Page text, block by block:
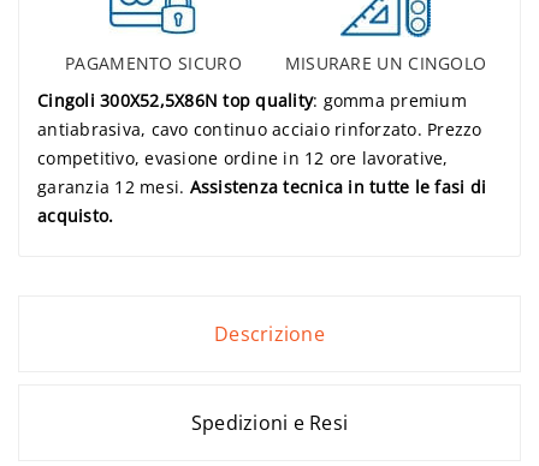
PAGAMENTO SICURO
MISURARE UN CINGOLO
Cingoli 300X52,5X86N top quality: gomma premium
antiabrasiva, cavo continuo acciaio rinforzato. Prezzo
competitivo, evasione ordine in 12 ore lavorative,
garanzia 12 mesi. Assistenza tecnica in tutte le fasi di
acquisto.
Descrizione
Spedizioni e Resi